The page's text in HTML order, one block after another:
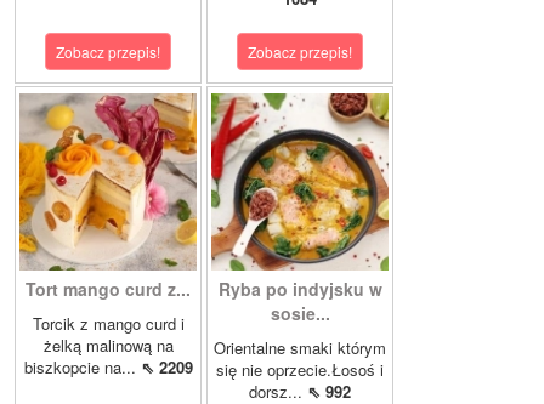
Zobacz przepis! Zobacz przepis!
Tort mango curd z...
Torcik z mango curd i
żelką malinową na
biszkopcie na... ⇖ 2209
Ryba po indyjsku w
sosie...
Orientalne smaki którym
się nie oprzecie.Łosoś i
dorsz... ⇖ 992